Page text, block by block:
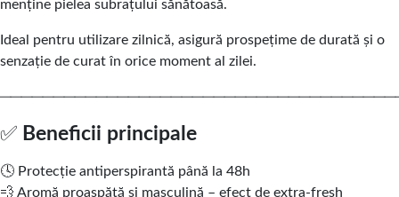
menține pielea subrațului sănătoasă.
Ideal pentru utilizare zilnică, asigură prospețime de durată și o
senzație de curat în orice moment al zilei.
✅ Beneficii principale
🕓 Protecție antiperspirantă până la 48h
💨 Aromă proaspătă și masculină – efect de extra-fresh